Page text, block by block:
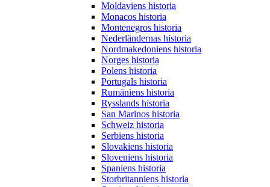
Moldaviens historia
Monacos historia
Montenegros historia
Nederländernas historia
Nordmakedoniens historia
Norges historia
Polens historia
Portugals historia
Rumäniens historia
Rysslands historia
San Marinos historia
Schweiz historia
Serbiens historia
Slovakiens historia
Sloveniens historia
Spaniens historia
Storbritanniens historia